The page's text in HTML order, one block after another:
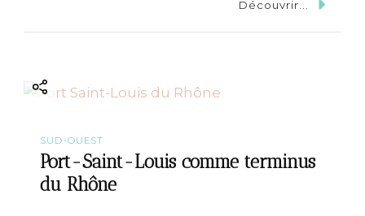
Découvrir...
SUD-OUEST
Port-Saint-Louis comme terminus
du Rhône